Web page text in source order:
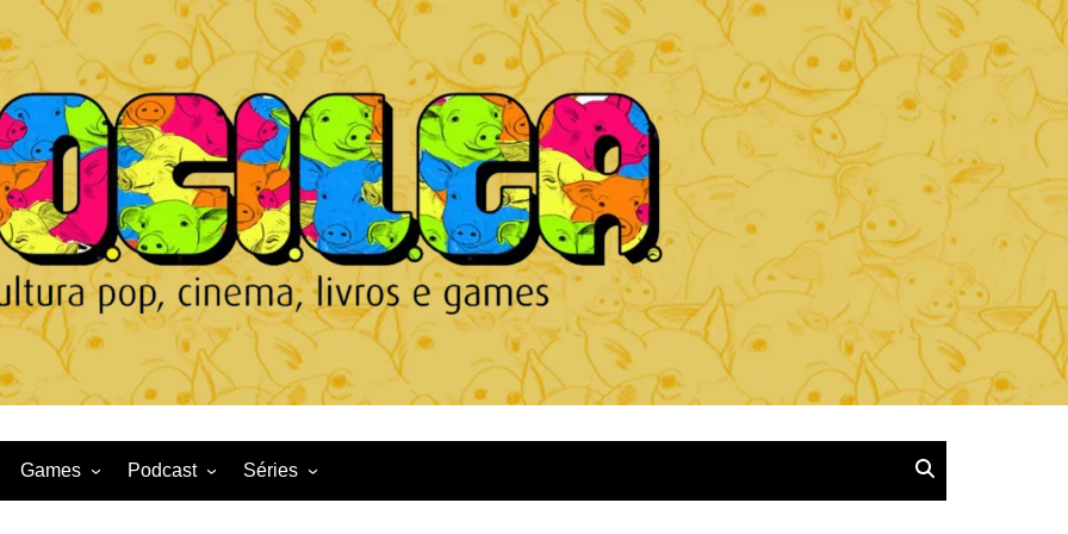
Games Podcast Séries